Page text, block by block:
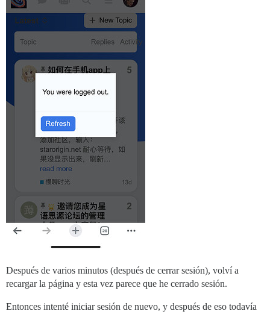
Después de varios minutos (después de cerrar sesión), volví a
recargar la página y esta vez parece que he cerrado sesión.
Entonces intenté iniciar sesión de nuevo, y después de eso todavía